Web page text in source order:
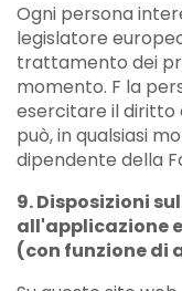
Ogni persona
legislatore
trattamento dei
momento. F la
esercitare il diritto
può, in qualsiasi
dipendente della
9. Disposizioni
all'applicazione
(con funzione di